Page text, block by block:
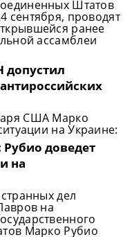
Штатов
сентября, проводят
ранее
ассамблеи
США Марко
на Украине:
Рубио доведет
на
дел
на
Марко Рубио